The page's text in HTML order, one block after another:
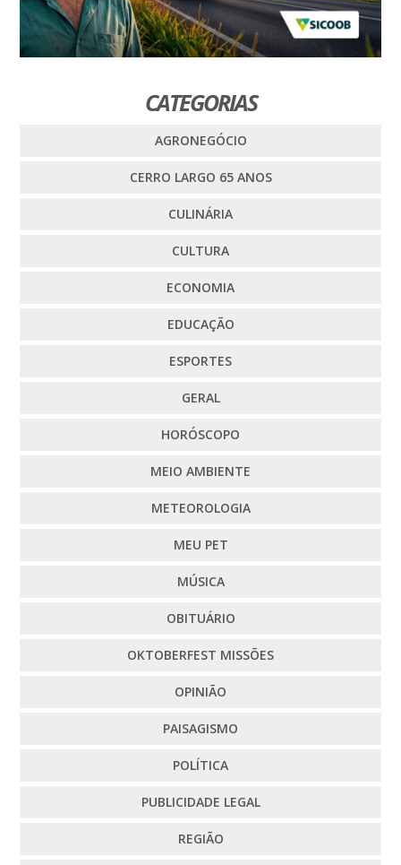
CATEGORIAS
AGRONEGÓCIO
CERRO LARGO 65 ANOS
CULINÁRIA
CULTURA
ECONOMIA
EDUCAÇÃO
ESPORTES
GERAL
HORÓSCOPO
MEIO AMBIENTE
METEOROLOGIA
MEU PET
MÚSICA
OBITUÁRIO
OKTOBERFEST MISSÕES
OPINIÃO
PAISAGISMO
POLÍTICA
PUBLICIDADE LEGAL
REGIÃO